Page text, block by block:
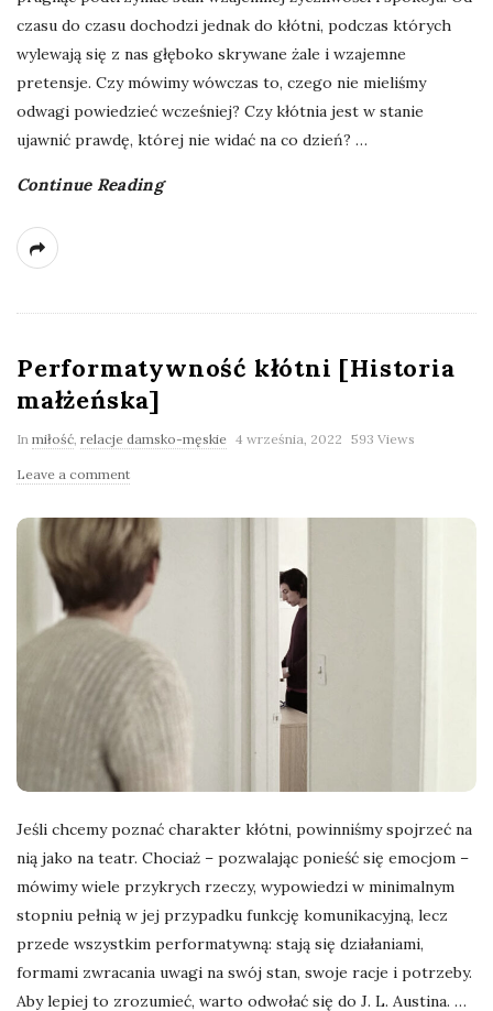
czasu do czasu dochodzi jednak do kłótni, podczas których
wylewają się z nas głęboko skrywane żale i wzajemne
pretensje. Czy mówimy wówczas to, czego nie mieliśmy
odwagi powiedzieć wcześniej? Czy kłótnia jest w stanie
ujawnić prawdę, której nie widać na co dzień? …
Continue Reading
Performatywność kłótni [Historia
małżeńska]
In miłość relacje damsko-męskie 4 września, 2022 593 Views
Leave a comment
Jeśli chcemy poznać charakter kłótni, powinniśmy spojrzeć na
nią jako na teatr. Chociaż – pozwalając ponieść się emocjom –
mówimy wiele przykrych rzeczy, wypowiedzi w minimalnym
stopniu pełnią w jej przypadku funkcję komunikacyjną, lecz
przede wszystkim performatywną: stają się działaniami,
formami zwracania uwagi na swój stan, swoje racje i potrzeby.
Aby lepiej to zrozumieć, warto odwołać się do J. L. Austina. …